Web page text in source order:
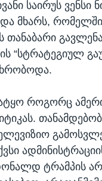
საირუს ვენსი
მხარს,
თანაბარი
“სტრატეგიულ
როგორც
ტრამპის